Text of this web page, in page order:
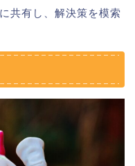
共有し、解決策を模索